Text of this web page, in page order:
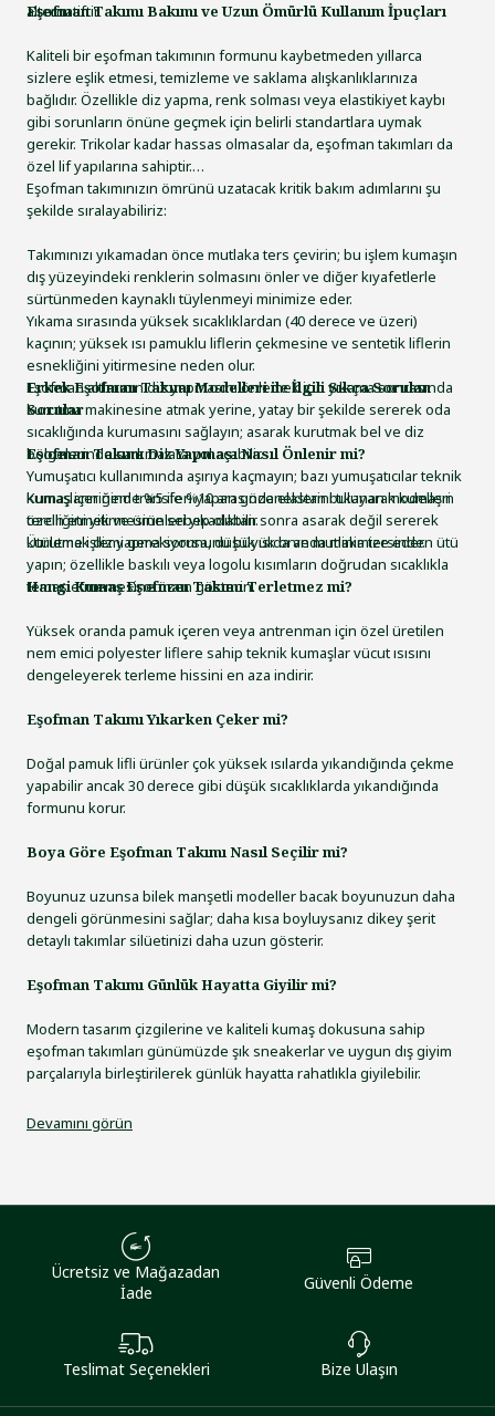
alternatiftir.
Eşofman Takımı Bakımı ve Uzun Ömürlü Kullanım İpuçları
Kaliteli bir eşofman takımının formunu kaybetmeden yıllarca
sizlere eşlik etmesi, temizleme ve saklama alışkanlıklarınıza
bağlıdır. Özellikle diz yapma, renk solması veya elastikiyet kaybı
gibi sorunların önüne geçmek için belirli standartlara uymak
gerekir. Trikolar kadar hassas olmasalar da, eşofman takımları da
özel lif yapılarına sahiptir.
Eşofman takımınızın ömrünü uzatacak kritik bakım adımlarını şu
şekilde sıralayabiliriz:
Takımınızı yıkamadan önce mutlaka ters çevirin; bu işlem kumaşın
dış yüzeyindeki renklerin solmasını önler ve diğer kıyafetlerle
sürtünmeden kaynaklı tüylenmeyi minimize eder.
Yıkama sırasında yüksek sıcaklıklardan (40 derece ve üzeri)
kaçının; yüksek ısı pamuklu liflerin çekmesine ve sentetik liflerin
esnekliğini yitirmesine neden olur.
Eşofman altlarının diz yapmasını önlemek için yıkama sonrasında
kurutma makinesine atmak yerine, yatay bir şekilde sererek oda
sıcaklığında kurumasını sağlayın; asarak kurutmak bel ve diz
bölgelerinde sarkmalara yol açabilir.
Yumuşatıcı kullanımında aşırıya kaçmayın; bazı yumuşatıcılar teknik
kumaşların nem transferi yapan gözeneklerini tıkayarak kumaşın
özelliğini yitirmesine sebep olabilir.
Ütüleme işlemi gerekiyorsa, düşük ısıda ve mutlaka tersinden ütü
yapın; özellikle baskılı veya logolu kısımların doğrudan sıcaklıkla
temas etmemesine özen gösterin.
Erkek Eşofman Takımı Modelleri ile İlgili Sıkça Sorulan
Sorular
Eşofman Takımı Diz Yapması Nasıl Önlenir mi?
Kumaş içeriğinde %5 ile %10 arasında elastan bulunan modelleri
tercih etmek ve ürünleri yıkadıktan sonra asarak değil sererek
kurutmak diz yapma sorununu büyük oranda minimize eder.
Hangi Kumaş Eşofman Takımı Terletmez mi?
Yüksek oranda pamuk içeren veya antrenman için özel üretilen
nem emici polyester liflere sahip teknik kumaşlar vücut ısısını
dengeleyerek terleme hissini en aza indirir.
Eşofman Takımı Yıkarken Çeker mi?
Doğal pamuk lifli ürünler çok yüksek ısılarda yıkandığında çekme
yapabilir ancak 30 derece gibi düşük sıcaklıklarda yıkandığında
formunu korur.
Boya Göre Eşofman Takımı Nasıl Seçilir mi?
Boyunuz uzunsa bilek manşetli modeller bacak boyunuzun daha
dengeli görünmesini sağlar; daha kısa boyluysanız dikey şerit
detaylı takımlar silüetinizi daha uzun gösterir.
Eşofman Takımı Günlük Hayatta Giyilir mi?
Modern tasarım çizgilerine ve kaliteli kumaş dokusuna sahip
eşofman takımları günümüzde şık sneakerlar ve uygun dış giyim
parçalarıyla birleştirilerek günlük hayatta rahatlıkla giyilebilir.
Devamını görün
Ücretsiz ve Mağazadan
İade
Güvenli Ödeme
Teslimat Seçenekleri Bize Ulaşın